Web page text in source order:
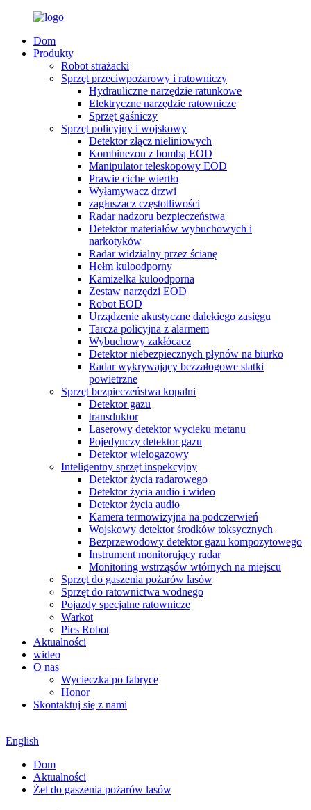
Dom
Produkty
Robot strażacki
Sprzęt przeciwpożarowy i ratowniczy
Hydrauliczne narzędzie ratunkowe
Elektryczne narzędzie ratownicze
Sprzęt gaśniczy
Sprzęt policyjny i wojskowy
Detektor złącz nieliniowych
Kombinezon z bombą EOD
Manipulator teleskopowy EOD
Prawie ciche wiertło
Wyłamywacz drzwi
zagłuszacz częstotliwości
Radar nadzoru bezpieczeństwa
Detektor materiałów wybuchowych i
narkotyków
Radar widzialny przez ścianę
Hełm kuloodporny
Kamizelka kuloodporna
Zestaw narzędzi EOD
Robot EOD
Urządzenie akustyczne dalekiego zasięgu
Tarcza policyjna z alarmem
Wybuchowy zakłócacz
Detektor niebezpiecznych płynów na biurko
Radar wykrywający bezzałogowe statki
powietrzne
Sprzęt bezpieczeństwa kopalni
Detektor gazu
transduktor
Laserowy detektor wycieku metanu
Pojedynczy detektor gazu
Detektor wielogazowy
Inteligentny sprzęt inspekcyjny
Detektor życia radarowego
Detektor życia audio i wideo
Detektor życia audio
Kamera termowizyjna na podczerwień
Wojskowy detektor środków toksycznych
Bezprzewodowy detektor gazu kompozytowego
Instrument monitorujący radar
Monitoring wstrząsów wtórnych na miejscu
Sprzęt do gaszenia pożarów lasów
Sprzęt do ratownictwa wodnego
Pojazdy specjalne ratownicze
Warkot
Pies Robot
Aktualności
wideo
O nas
Wycieczka po fabryce
Honor
Skontaktuj się z nami
English
Dom
Aktualności
Żel do gaszenia pożarów lasów